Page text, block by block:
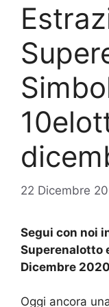
22 Dicembre
Segui con noi
Superenalotto
Dicembre
Oggi ancora